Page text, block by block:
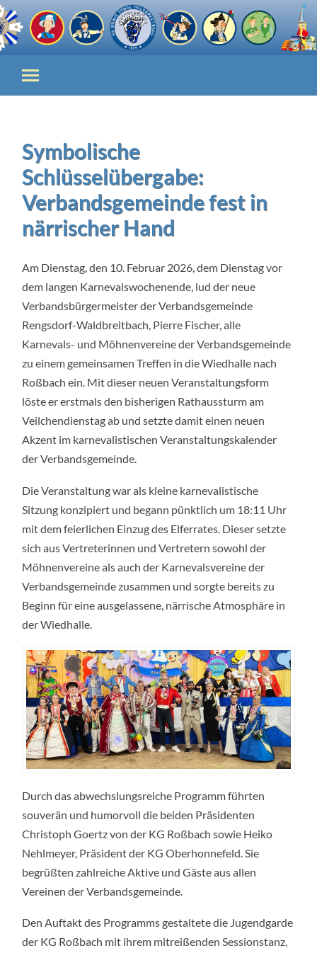
Symbolische
Schlüsselübergabe:
Verbandsgemeinde fest in
närrischer Hand
Am Dienstag, den 10. Februar 2026, dem Dienstag vor
dem langen Karnevalswochenende, lud der neue
Verbandsbürgermeister der Verbandsgemeinde
Rengsdorf-Waldbreitbach, Pierre Fischer, alle
Karnevals- und Möhnenvereine der Verbandsgemeinde
zu einem gemeinsamen Treffen in die Wiedhalle nach
Roßbach ein. Mit dieser neuen Veranstaltungsform
löste er erstmals den bisherigen Rathaussturm am
Veilchendienstag ab und setzte damit einen neuen
Akzent im karnevalistischen Veranstaltungskalender
der Verbandsgemeinde.
Die Veranstaltung war als kleine karnevalistische
Sitzung konzipiert und begann pünktlich um 18:11 Uhr
mit dem feierlichen Einzug des Elferrates. Dieser setzte
sich aus Vertreterinnen und Vertretern sowohl der
Möhnenvereine als auch der Karnevalsvereine der
Verbandsgemeinde zusammen und sorgte bereits zu
Beginn für eine ausgelassene, närrische Atmosphäre in
der Wiedhalle.
Durch das abwechslungsreiche Programm führten
souverän und humorvoll die beiden Präsidenten
Christoph Goertz von der KG Roßbach sowie Heiko
Nehlmeyer, Präsident der KG Oberhonnefeld. Sie
begrüßten zahlreiche Aktive und Gäste aus allen
Vereinen der Verbandsgemeinde.
Den Auftakt des Programms gestaltete die Jugendgarde
der KG Roßbach mit ihrem mitreißenden Sessionstanz,